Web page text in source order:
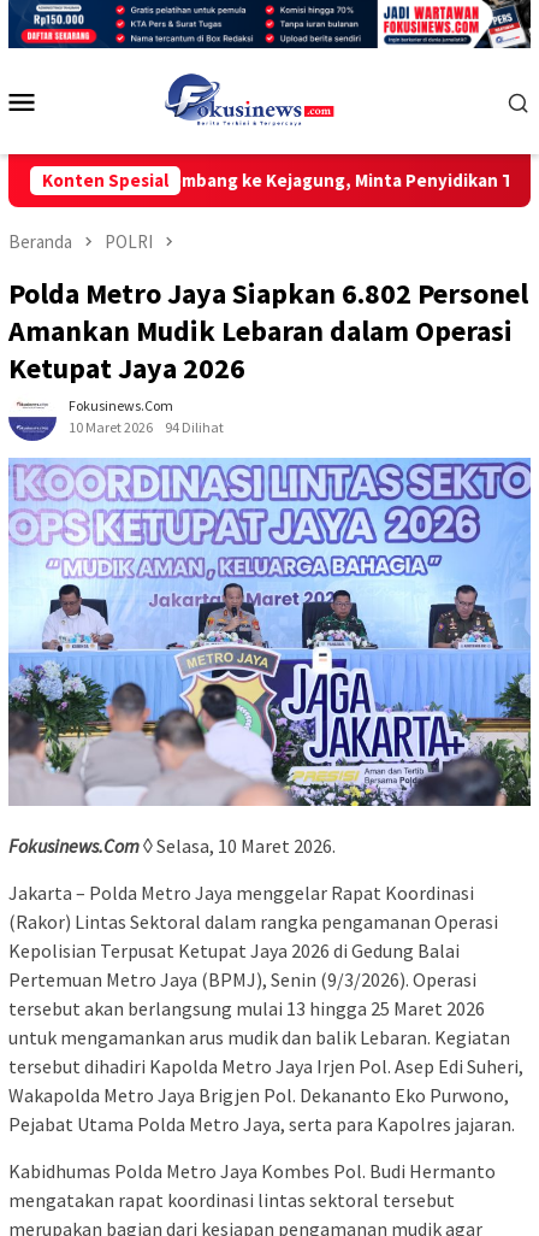
Loncat
Konten Spesial
Palembang ke Kejagung, Minta Penyidikan Transparan dan
Beranda POLRI
Polda Metro Jaya Siapkan 6.802 Personel
Amankan Mudik Lebaran dalam Operasi
Ketupat Jaya 2026
Fokusinews.com
10 Maret 2026
94 Dilihat
Fokusinews.Com◊ Selasa, 10 Maret 2026.
Jakarta – Polda Metro Jaya menggelar Rapat Koordinasi
(Rakor) Lintas Sektoral dalam rangka pengamanan Operasi
Kepolisian Terpusat Ketupat Jaya 2026 di Gedung Balai
Pertemuan Metro Jaya (BPMJ), Senin (9/3/2026). Operasi
tersebut akan berlangsung mulai 13 hingga 25 Maret 2026
untuk mengamankan arus mudik dan balik Lebaran. Kegiatan
tersebut dihadiri Kapolda Metro Jaya Irjen Pol. Asep Edi Suheri,
Wakapolda Metro Jaya Brigjen Pol. Dekananto Eko Purwono,
Pejabat Utama Polda Metro Jaya, serta para Kapolres jajaran.
Kabidhumas Polda Metro Jaya Kombes Pol. Budi Hermanto
mengatakan rapat koordinasi lintas sektoral tersebut
merupakan bagian dari kesiapan pengamanan mudik agar